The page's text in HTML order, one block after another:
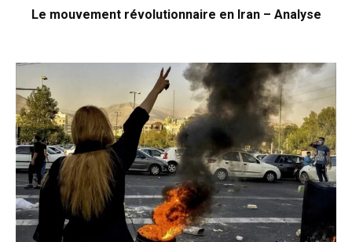
Le mouvement révolutionnaire en Iran – Analyse